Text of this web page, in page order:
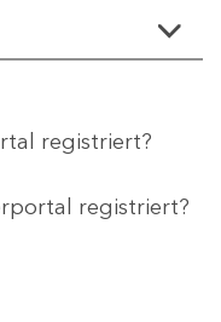
registriert?
registriert?